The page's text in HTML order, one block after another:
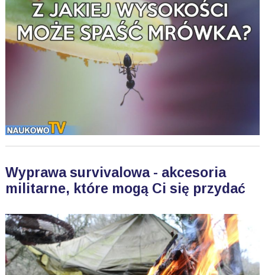
Wyprawa survivalowa - akcesoria
militarne, które mogą Ci się przydać